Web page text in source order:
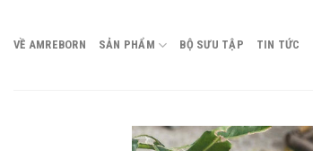
VỀ AMREBORN SẢN PHẨM BỘ SƯU TẬP TIN TỨC